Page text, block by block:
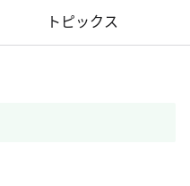
トピックス